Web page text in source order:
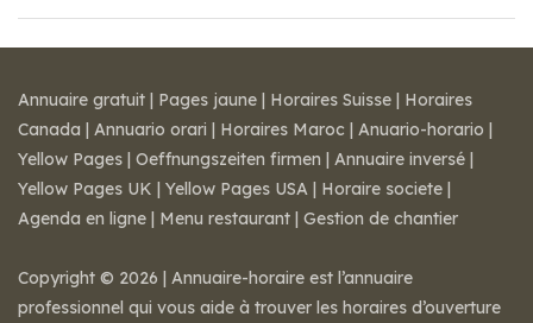
Annuaire gratuit | Pages jaune | Horaires Suisse | Horaires
Canada | Annuario orari | Horaires Maroc | Anuario-horario |
Yellow Pages | Oeffnungszeiten firmen | Annuaire inversé |
Yellow Pages UK | Yellow Pages USA | Horaire societe |
Agenda en ligne | Menu restaurant | Gestion de chantier
Copyright © 2026 | Annuaire-horaire est l’annuaire
professionnel qui vous aide à trouver les horaires d’ouverture